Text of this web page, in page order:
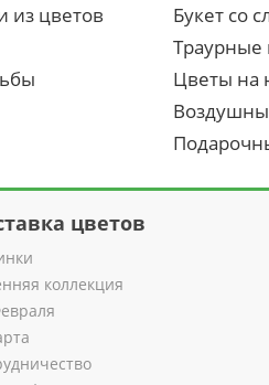
из цветов
Букет со
Траурные
Цветы на
цветов
коллекция